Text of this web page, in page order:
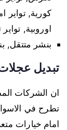
كورية, تواير
اوروبية, تواير
بنشر متتقل,
تبديل
ان الشركات
تطرح في
امام خيارات